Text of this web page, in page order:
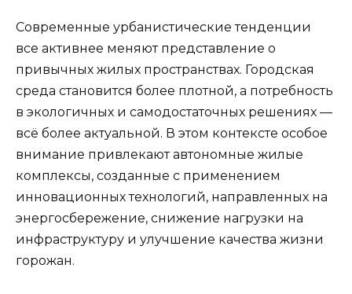
Современные урбанистические тенденции
все активнее меняют представление о
привычных жилых пространствах. Городская
среда становится более плотной, а потребность
в экологичных и самодостаточных решениях —
всё более актуальной. В этом контексте особое
внимание привлекают автономные жилые
комплексы, созданные с применением
инновационных технологий, направленных на
энергосбережение, снижение нагрузки на
инфраструктуру и улучшение качества жизни
горожан.